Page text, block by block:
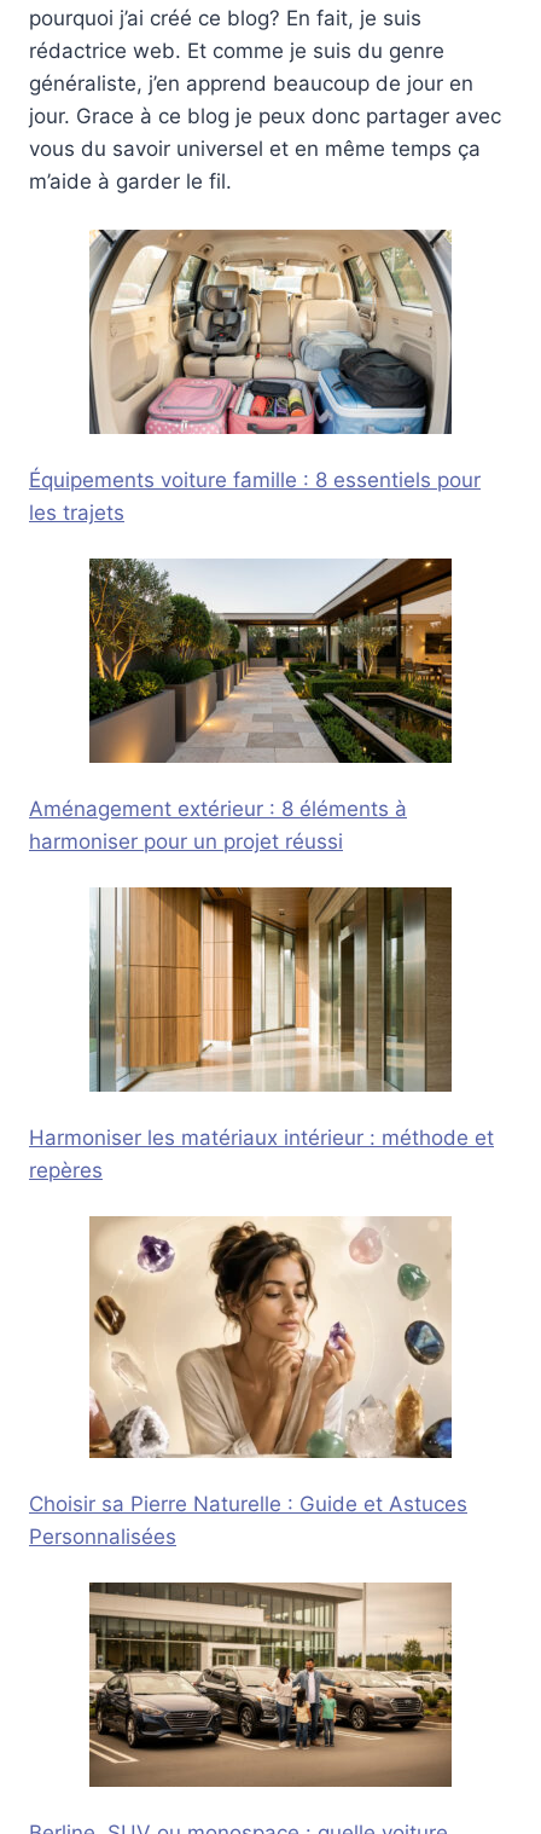
pourquoi j’ai créé ce blog? En fait, je suis
rédactrice web. Et comme je suis du genre
généraliste, j’en apprend beaucoup de jour en
jour. Grace à ce blog je peux donc partager avec
vous du savoir universel et en même temps ça
m’aide à garder le fil.
Équipements voiture famille : 8 essentiels pour
les trajets
Aménagement extérieur : 8 éléments à
harmoniser pour un projet réussi
Harmoniser les matériaux intérieur : méthode et
repères
Choisir sa Pierre Naturelle : Guide et Astuces
Personnalisées